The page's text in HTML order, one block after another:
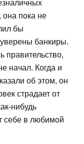
пока не
бы
банкиры.
правительство,
начал. Когда и
об этом, он
страдает от
нибудь
себе в любимой